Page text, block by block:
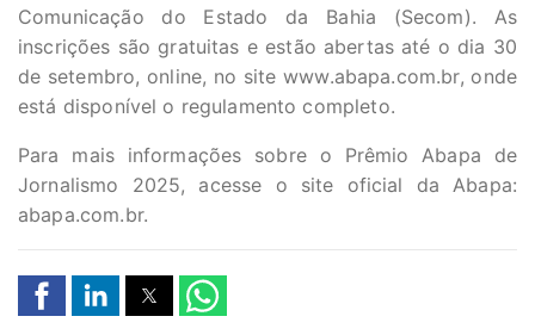
Comunicação do Estado da Bahia (Secom). As
inscrições são gratuitas e estão abertas até o dia 30
de setembro, online, no site www.abapa.com.br, onde
está disponível o regulamento completo.
Para mais informações sobre o Prêmio Abapa de
Jornalismo 2025, acesse o site oficial da Abapa:
abapa.com.br.